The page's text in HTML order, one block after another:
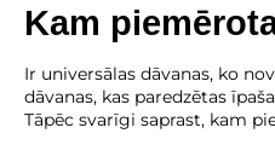
Kam
Ir universālas dāvanas, ko
dāvanas, kas paredzētas
Tāpēc svarīgi saprast, kam